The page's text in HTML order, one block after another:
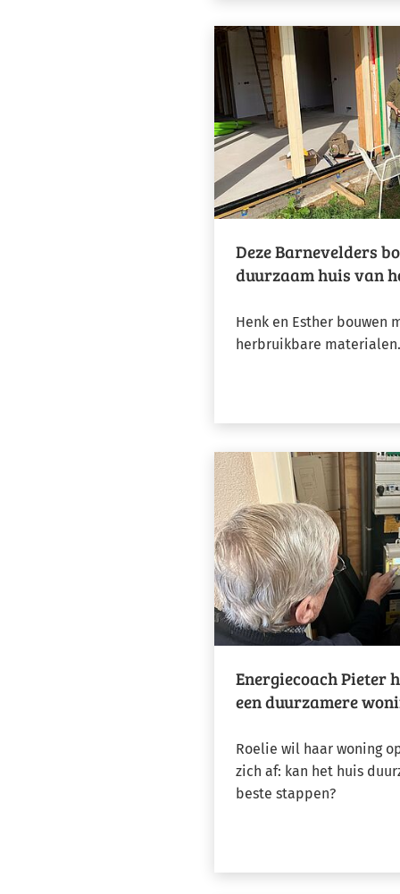
Deze Barnevelders
duurzaam huis van
Henk en Esther bouwen
herbruikbare materialen.
Energiecoach Pieter
een duurzamere
Roelie wil haar woning
zich af: kan het huis
beste stappen?